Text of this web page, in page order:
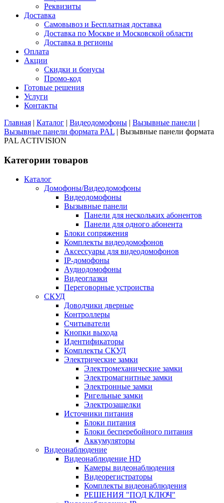
Реквизиты
Доставка
Самовывоз и Бесплатная доставка
Доставка по Москве и Московской области
Доставка в регионы
Оплата
Акции
Скидки и бонусы
Промо-код
Готовые решения
Услуги
Контакты
Главная | Каталог | Видеодомофоны | Вызывные панели |
Вызывные панели формата PAL | Вызывные панели формата
PAL ACTIVISION
Категории товаров
Каталог
Домофоны/Видеодомофоны
Видеодомофоны
Вызывные панели
Панели для нескольких абонентов
Панели для одного абонента
Блоки сопряжения
Комплекты видеодомофонов
Аксессуары для видеодомофонов
IP-домофоны
Аудиодомофоны
Видеоглазки
Переговорные устроиства
СКУД
Доводчики дверные
Контроллеры
Считыватели
Кнопки выхода
Идентификаторы
Комплекты СКУД
Электрические замки
Электромеханические замки
Электромагнитные замки
Электронные замки
Ригельные замки
Электрозащелки
Источники питания
Блоки питания
Блоки бесперебойного питания
Аккумуляторы
Видеонаблюдение
Видеонаблюдение HD
Камеры видеонаблюдения
Видеорегистраторы
Комплекты видеонаблюдения
РЕШЕНИЯ "ПОД КЛЮЧ"